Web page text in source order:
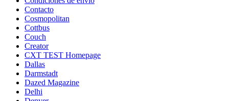
Contacto
Cosmopolitan
Cottbus
Couch
Creator
CXT TEST Homepage
Dallas
Darmstadt
Dazed Magazine
Delhi